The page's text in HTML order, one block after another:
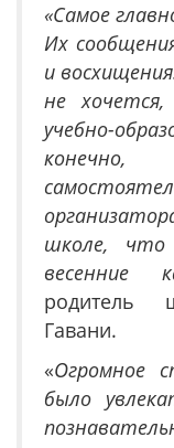
«Самое
Их
и
не
учебно-
школе, что
весенние
родитель
Гавани.
«Огромное
было